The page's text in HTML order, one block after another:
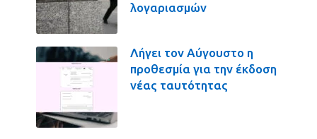
λογαριασμών
Λήγει τον Αύγουστο η
προθεσμία για την έκδοση
νέας ταυτότητας